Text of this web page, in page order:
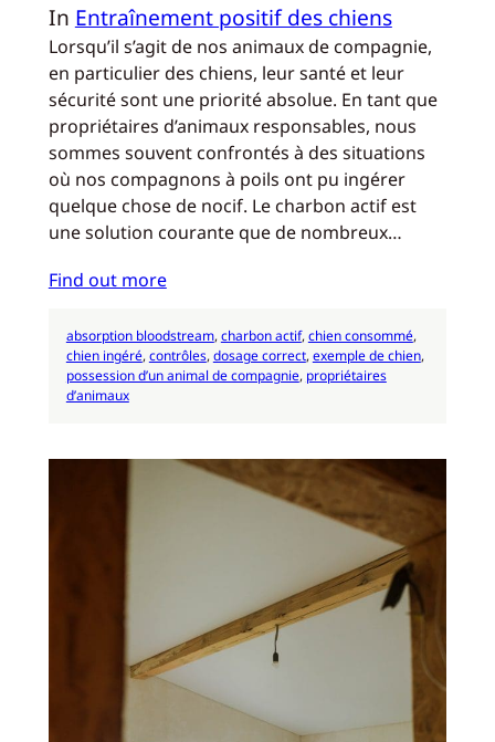
In Entraînement positif des chiens
Lorsqu’il s’agit de nos animaux de compagnie,
en particulier des chiens, leur santé et leur
sécurité sont une priorité absolue. En tant que
propriétaires d’animaux responsables, nous
sommes souvent confrontés à des situations
où nos compagnons à poils ont pu ingérer
quelque chose de nocif. Le charbon actif est
une solution courante que de nombreux…
Find out more
absorption bloodstream, charbon actif, chien consommé
chien ingéré, contrôles, dosage correct, exemple de chien
possession d’un animal de compagnie, propriétaires
d’animaux